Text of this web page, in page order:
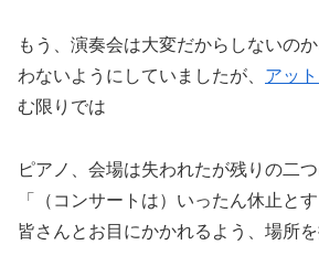
もう、演奏会は大変だからしないの
わないようにしていましたが、 アッ
む限りでは
ピアノ、会場は失われたが残りの二
「（コンサートは）いったん休止と
皆さんとお目にかかれるよう、場所を